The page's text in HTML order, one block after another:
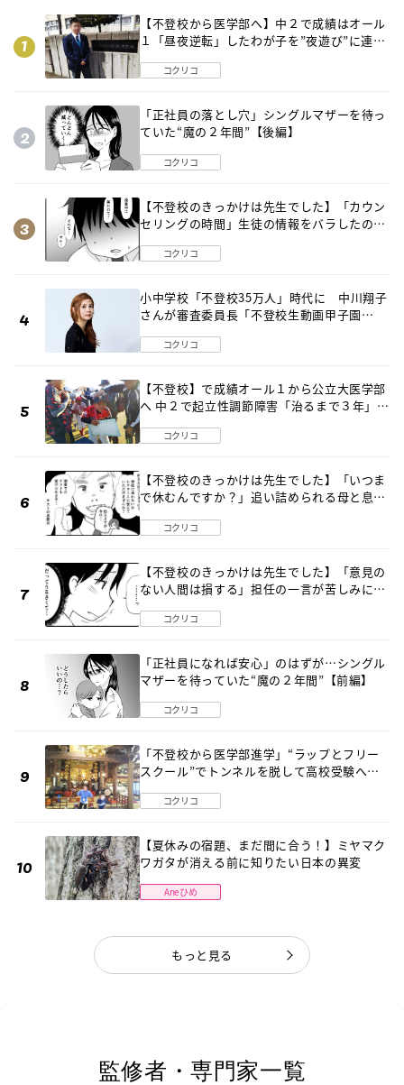
【不登校から医学部へ】中２で成績はオール
１「昼夜逆転」したわが子を”夜遊び”に連れ
コクリコ
「正社員の落とし穴」シングルマザーを待っ
ていた“魔の２年間”【後編】
コクリコ
【不登校のきっかけは先生でした】「カウン
セリングの時間」生徒の情報をバラしたの
コクリコ
小中学校「不登校35万人」時代に 中川翔子
さんが審査委員長「不登校生動画甲子園
コクリコ
【不登校】で成績オール１から公立大医学部
へ 中２で起立性調節障害「治るまで３年」の
コクリコ
【不登校のきっかけは先生でした】「いつま
で休むんですか？」追い詰められる母と息子
コクリコ
【不登校のきっかけは先生でした】「意見の
ない人間は損する」担任の一言が苦しみに…
コクリコ
「正社員になれば安心」のはずが…シングル
マザーを待っていた“魔の２年間”【前編】
コクリコ
「不登校から医学部進学」“ラップとフリー
スクール”でトンネルを脱して高校受験へ
コクリコ
【夏休みの宿題、まだ間に合う！】ミヤマク
ワガタが消える前に知りたい日本の異変
Aneひめ
もっと見る
監修者・専門家一覧